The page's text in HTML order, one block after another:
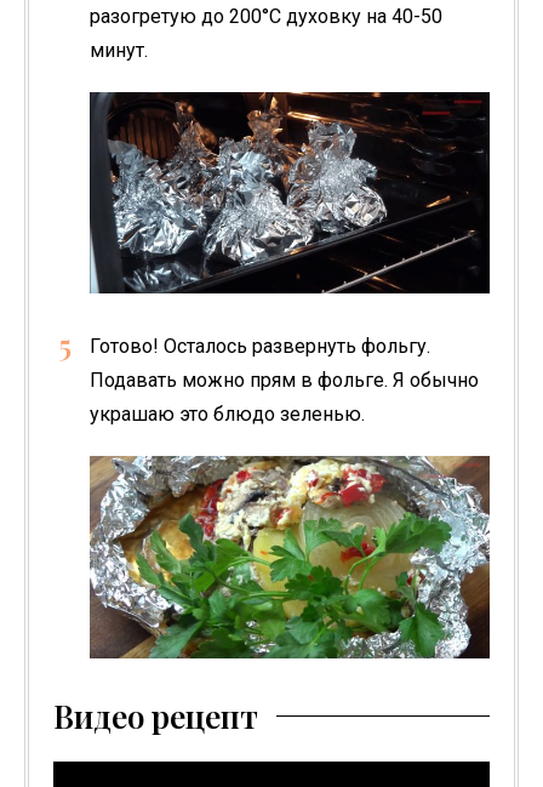
разогретую до 200°С духовку на 40-50
минут.
Готово! Осталось развернуть фольгу.
Подавать можно прям в фольге. Я обычно
украшаю это блюдо зеленью.
Видео рецепт